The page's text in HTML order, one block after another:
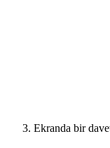
Ekranda bir